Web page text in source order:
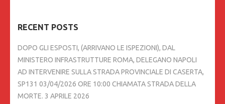
RECENT POSTS
DOPO GLI ESPOSTI, (ARRIVANO LE ISPEZIONI), DAL
MINISTERO INFRASTRUTTURE ROMA, DELEGANO NAPOLI
AD INTERVENIRE SULLA STRADA PROVINCIALE DI CASERTA,
SP131 03/04/2026 ORE 10:00 CHIAMATA STRADA DELLA
MORTE. 3 APRILE 2026